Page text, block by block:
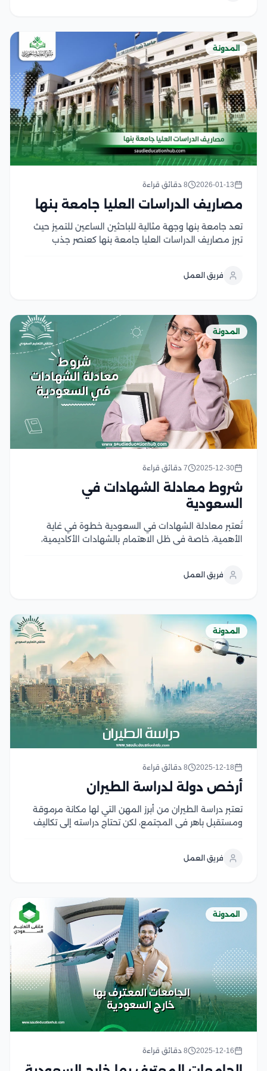
المدونة
2026-01-13 8 دقائق قراءة
مصاريف الدراسات العليا جامعة بنها
تعد جامعة بنها وجهة مثالية للباحثين الساعين للتميز حيث
تبرز مصاريف الدراسات العليا جامعة بنها كعنصر جذب
يتطلب فهم دقيق للتكاليف المالية واللوائح المنظمة...
فريق العمل
المدونة
2025-12-30 7 دقائق قراءة
شروط معادلة الشهادات في
السعودية
تُعتبر معادلة الشهادات في السعودية خطوة في غاية
الأهمية، خاصة في ظل الاهتمام بالشهادات الأكاديمية،
السعودية والاعتراف بها، ويتم ذلك بهدف ضمان توافق
فريق العمل
المدونة
2025-12-18 8 دقائق قراءة
أرخص دولة لدراسة الطيران
تعتبر دراسة الطيران من أبرز المهن التي لها مكانة مرموقة
ومستقبل باهر في المجتمع، لكن تحتاج دراسته إلى تكاليف
التي تلبي احتياجاتهم...
فريق العمل
المدونة
2025-12-16 8 دقائق قراءة